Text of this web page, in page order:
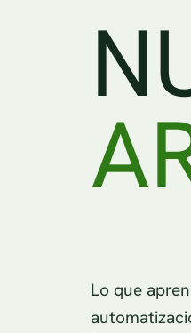
N
A
Lo que